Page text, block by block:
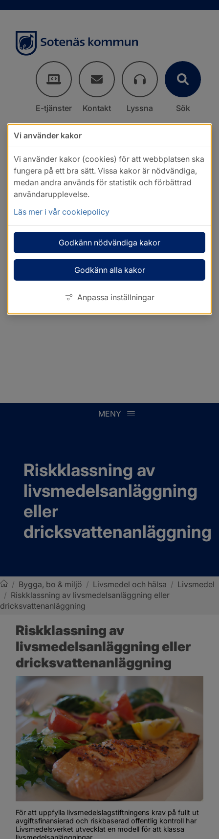
E-tjänster Kontakt Lyssna Sök
MENY
Riskklassning av
livsmedelsanläggning
eller
dricksvattenanläggning
Sotenäs kommun
/ Bygga, bo & miljö / Livsmedel och hälsa / Livsmedel
/ Riskklassning av livsmedelsanläggning eller
dricksvattenanläggning
Riskklassning av
livsmedelsanläggning eller
dricksvattenanläggning
För att uppfylla livsmedelslagstiftningens krav på fullt ut
avgiftsfinansierad och riskbaserad offentlig kontroll har
Livsmedelsverket utvecklat en modell för att klassa
livsmedelsanläggningar.
Vi använder kakor
Vi använder kakor (cookies) för att webbplatsen ska
fungera på ett bra sätt. Vissa kakor är nödvändiga,
medan andra används för statistik och förbättrad
användarupplevelse.
Läs mer i vår cookiepolicy
Godkänn nödvändiga kakor
Godkänn alla kakor
Anpassa inställningar